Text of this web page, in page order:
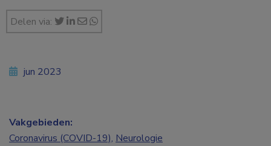
Delen via:
jun 2023
Vakgebieden:
Coronavirus (COVID-19), Neurologie